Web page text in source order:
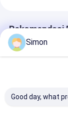
Rekomendasi
Simon
Good day, what